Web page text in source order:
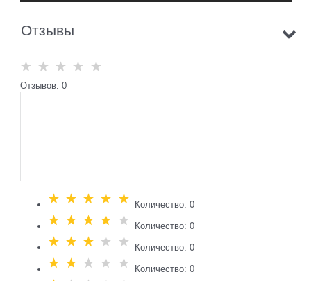
Отзывы
Отзывов: 0
Количество: 0
Количество: 0
Количество: 0
Количество: 0